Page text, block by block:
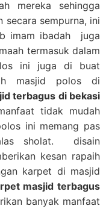
mereka sehingga
sempurna, ini
imam ibadah juga
termasuk dalam
ini juga di buat
masjid polos di
terbagus di bekasi
tidak mudah
ini memang pas
sholat. disain
kesan rapaih
karpet di masjid
masjid terbagus
banyak manfaat